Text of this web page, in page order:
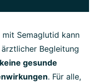
Semaglutid kann
Begleitung
gesunde
. Für alle,